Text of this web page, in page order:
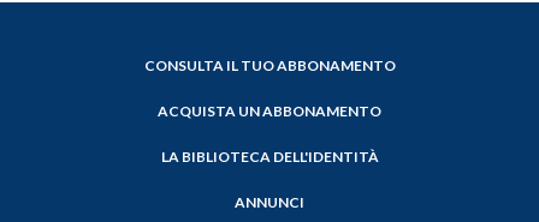
CONSULTA IL TUO ABBONAMENTO
ACQUISTA UN ABBONAMENTO
LA BIBLIOTECA DELL'IDENTITÀ
ANNUNCI